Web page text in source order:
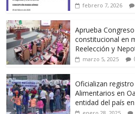
febrero 7, 2026
Aprueba
constitucional en
Reelección y
marzo 5, 2025
Oficializan
Alimentarios en
entidad del país